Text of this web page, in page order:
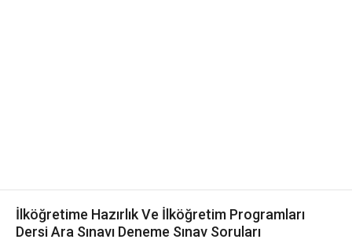
İlköğretime Hazırlık Ve İlköğretim Programları
Dersi Ara Sınavı Deneme Sınav Soruları